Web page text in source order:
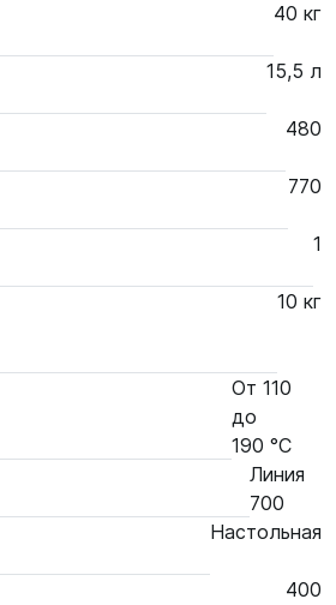
40 кг
15,5 л
480
770
1
10 кг
От 110
до
190 °С
Линия
700
Настольная
400